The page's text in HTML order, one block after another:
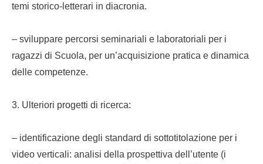
temi storico-letterari in diacronia.
– sviluppare percorsi seminariali e laboratoriali per i
ragazzi di Scuola, per un’acquisizione pratica e dinamica
delle competenze.
3. Ulteriori progetti di ricerca:
– identificazione degli standard di sottotitolazione per i
video verticali: analisi della prospettiva dell’utente (i